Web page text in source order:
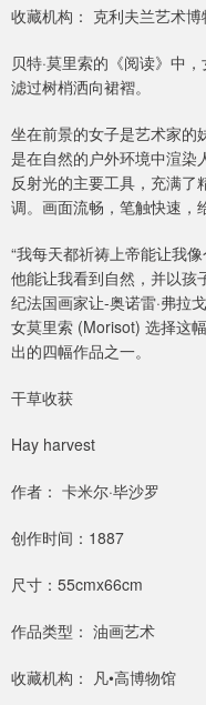
收藏机构： 克利夫兰艺术博
贝特·莫里索的《阅读》中
滤过树梢洒向裙褶。
坐在前景的女子是艺术家的
是在自然的户外环境中渲染
反射光的主要工具，充满了
调。画面流畅，笔触快速，
“我每天都祈祷上帝能让我
他能让我看到自然，并以孩
纪法国画家让-奥诺雷·弗拉
女莫里索 (Morisot) 选择这
出的四幅作品之一。
干草收获
Hay harvest
作者： 卡米尔·毕沙罗
创作时间：1887
尺寸：55cmx66cm
作品类型： 油画艺术
收藏机构： 凡•高博物馆